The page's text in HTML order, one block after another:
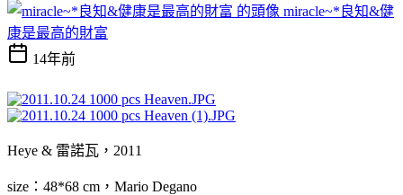
miracle~*良知&健
康是最高的財富
14年前
Heye & 雷諾瓦，2011
size：48*68 cm，Mario Degano